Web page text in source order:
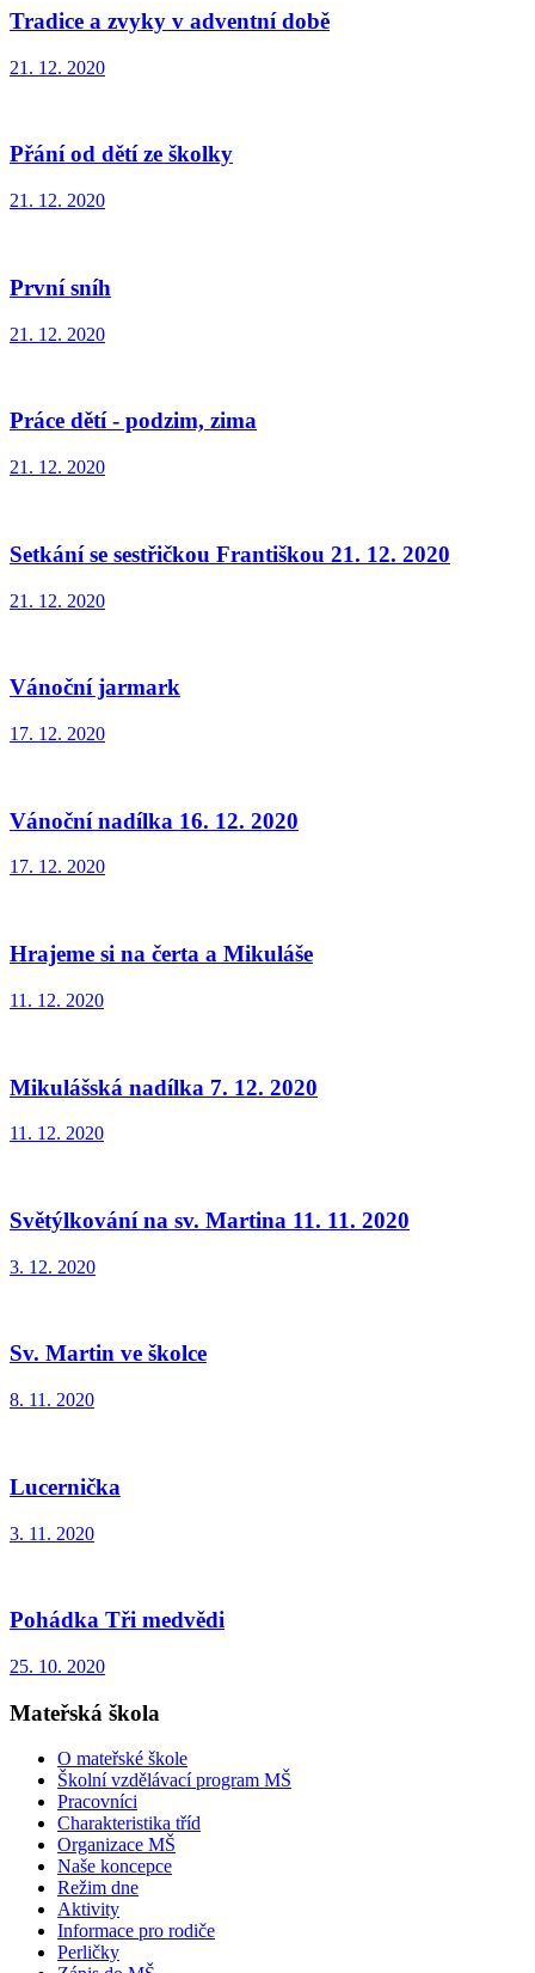
Tradice a zvyky v adventní době
21. 12. 2020
Přání od dětí ze školky
21. 12. 2020
První sníh
21. 12. 2020
Práce dětí - podzim, zima
21. 12. 2020
Setkání se sestřičkou Františkou 21. 12. 2020
21. 12. 2020
Vánoční jarmark
17. 12. 2020
Vánoční nadílka 16. 12. 2020
17. 12. 2020
Hrajeme si na čerta a Mikuláše
11. 12. 2020
Mikulášská nadílka 7. 12. 2020
11. 12. 2020
Světýlkování na sv. Martina 11. 11. 2020
3. 12. 2020
Sv. Martin ve školce
8. 11. 2020
Lucernička
3. 11. 2020
Pohádka Tři medvědi
25. 10. 2020
Mateřská škola
O mateřské škole
Školní vzdělávací program MŠ
Pracovníci
Charakteristika tříd
Organizace MŠ
Naše koncepce
Režim dne
Aktivity
Informace pro rodiče
Perličky